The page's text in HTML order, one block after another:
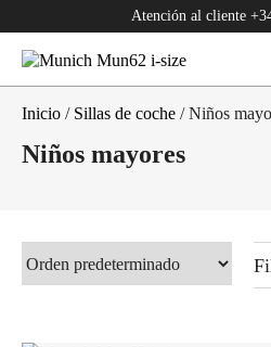
Atención al cliente
Inicio / Sillas de coche / Niños
Niños mayores